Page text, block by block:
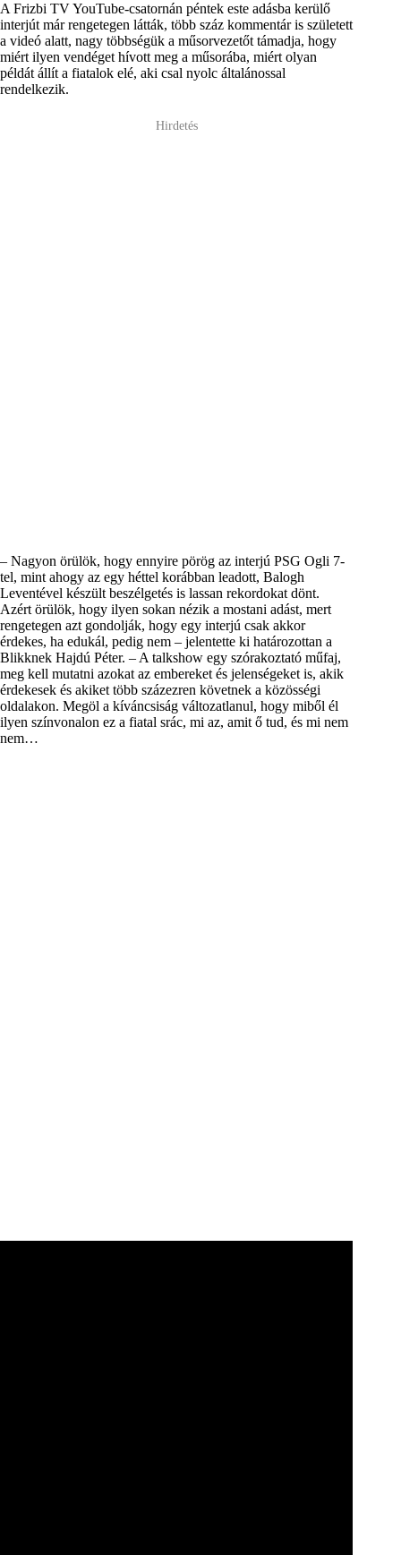
A Frizbi TV YouTube-csatornán péntek este adásba kerülő
interjút már rengetegen látták, több száz kommentár is született
a videó alatt, nagy többségük a műsorvezetőt támadja, hogy
miért ilyen vendéget hívott meg a műsorába, miért olyan
példát állít a fiatalok elé, aki csal nyolc általánossal
rendelkezik.
Hirdetés
– Nagyon örülök, hogy ennyire pörög az interjú PSG Ogli 7-
tel, mint ahogy az egy héttel korábban leadott, Balogh
Leventével készült beszélgetés is lassan rekordokat dönt.
Azért örülök, hogy ilyen sokan nézik a mostani adást, mert
rengetegen azt gondolják, hogy egy interjú csak akkor
érdekes, ha edukál, pedig nem – jelentette ki határozottan a
Blikknek Hajdú Péter. – A talkshow egy szórakoztató műfaj,
meg kell mutatni azokat az embereket és jelenségeket is, akik
érdekesek és akiket több százezren követnek a közösségi
oldalakon. Megöl a kíváncsiság változatlanul, hogy miből él
ilyen színvonalon ez a fiatal srác, mi az, amit ő tud, és mi nem
nem…